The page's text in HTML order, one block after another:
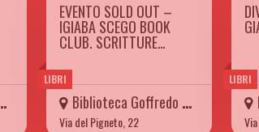
LIBRI
EVENTO SOLD OUT –
IGIABA SCEGO BOOK
CLUB. SCRITTURE…
Biblioteca Goffredo Mameli
Via del Pigneto, 22
LIBRI